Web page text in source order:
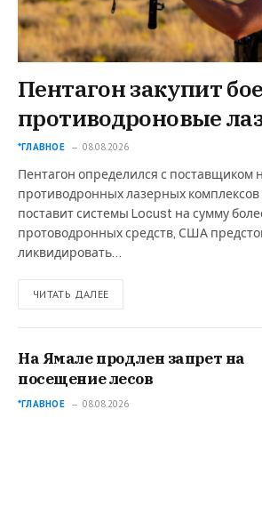
Пентагон закупит
противодроновые
*ГЛАВНОЕ 08.08.2026
Пентагон определился с поставщиком
противодронных лазерных комплексов
поставит системы Locust на сумму
протоводронных средств, США
ликвидировать…
ЧИТАТЬ ДАЛЕЕ
На Ямале продлен запрет на
посещение лесов
*ГЛАВНОЕ 08.08.2026